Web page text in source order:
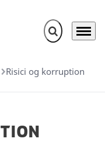
Fold søgefelt
Menu
Risici og korruption